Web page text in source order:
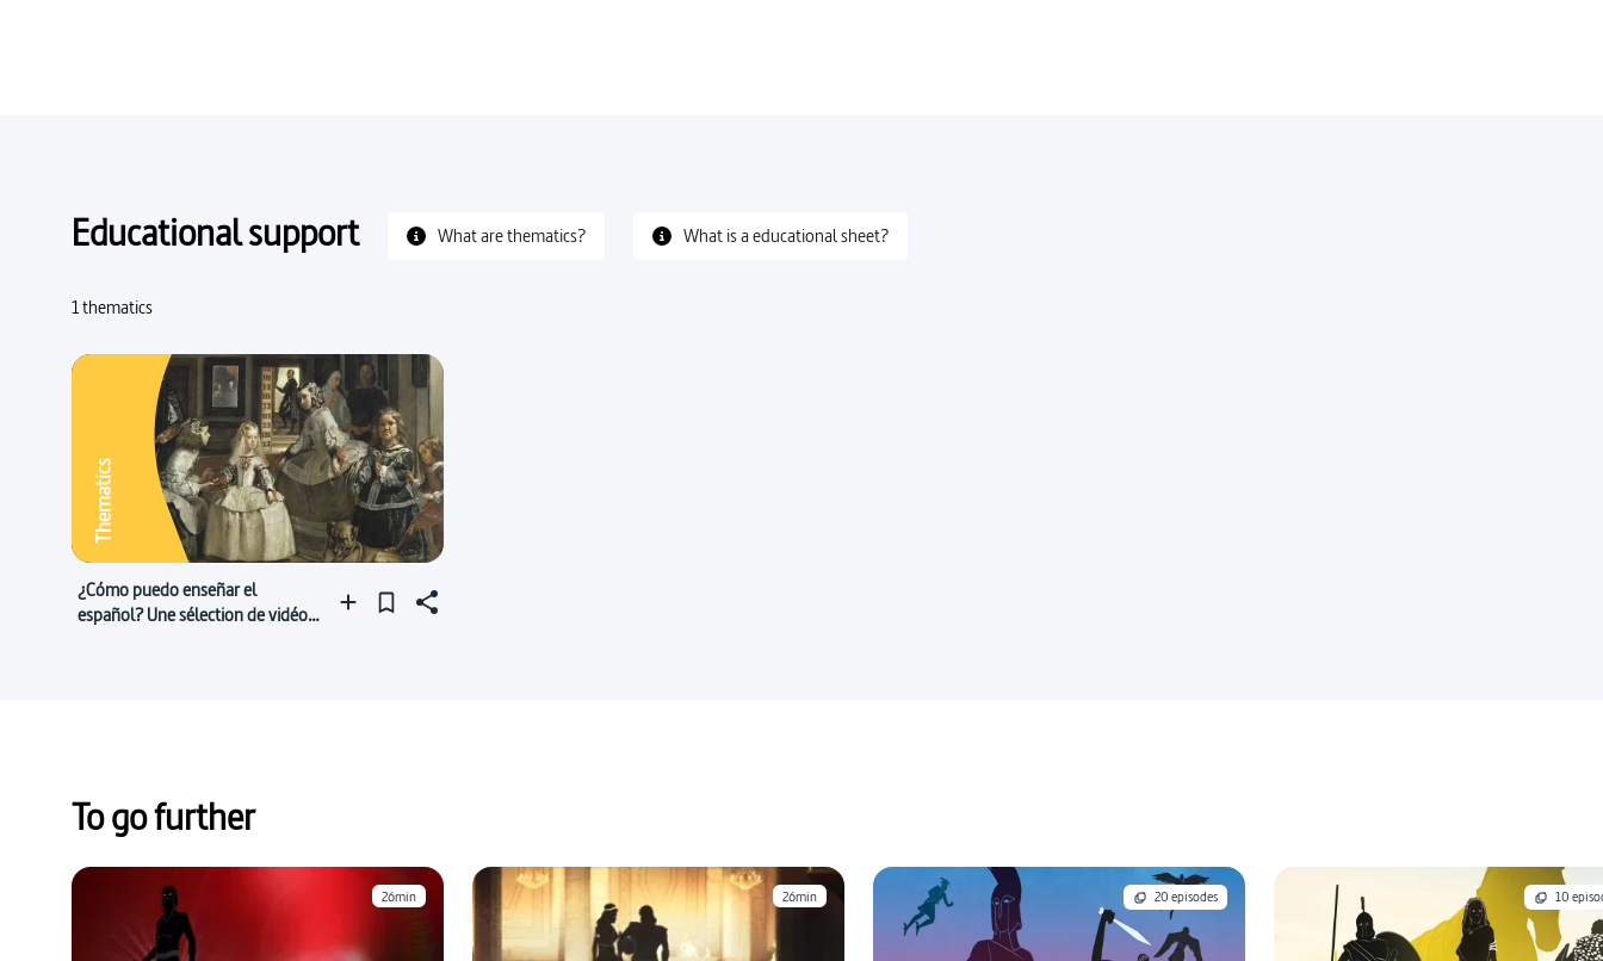
Educational support What are thematics? What is a educational sheet?
1 thematics
Thematics
¿Cómo puedo enseñar el
español? Une sélection de vidéos
To go further
26min 26min 20 episodes 10